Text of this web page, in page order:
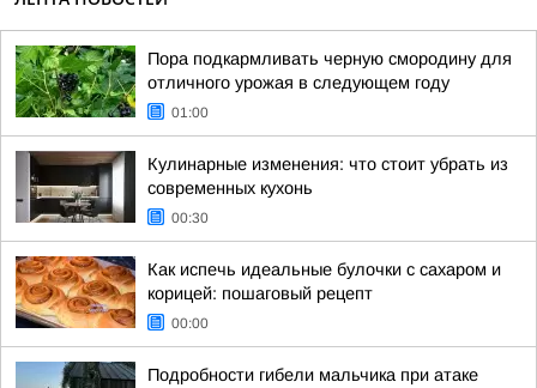
Пора подкармливать черную смородину для
отличного урожая в следующем году
01:00
Кулинарные изменения: что стоит убрать из
современных кухонь
00:30
Как испечь идеальные булочки с сахаром и
корицей: пошаговый рецепт
00:00
Подробности гибели мальчика при атаке